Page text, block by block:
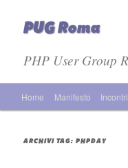
PUG Roma
PHP User Group
Menù principale
Vai al contenuto
Vai al contenuto
Home Manifesto Incontri
ARCHIVI TAG:PHPDAY